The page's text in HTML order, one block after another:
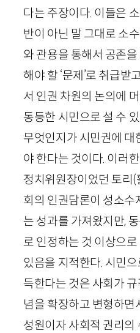
다는 주장이다. 이들은
반이 아닌 말 그대로 소
와 관용을 통해서 공존
해야 할 ‘문제’로 취급받
서 인권 차원의 논의에
동등한 시민으로 설 수
무엇인지가 시민권에 대
야 한다는 것이다. 이러
정치위원장이었던 토리(
회의 인권담론이 성소
는 성과를 가져왔지만,
로 인정하는 것 이상으
있음을 지적한다. 시민
득한다는 것은 사회가
념을 확장하고 변형하면
성원이자 사회적 권리의